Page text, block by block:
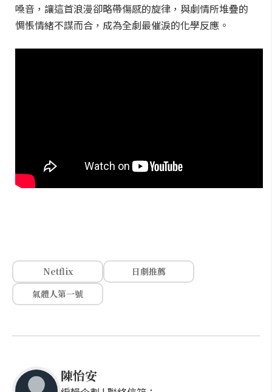
嗓音，讓這首浪漫卻略帶傷感的旋律，與劇情所堆疊的
惆悵情緒不謀而合，成為全劇最催淚的化學反應。
Netflix
日劇推薦
氣體人第一號
陳怡安